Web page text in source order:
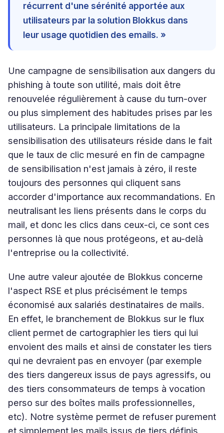
récurrent d'une sérénité apportée aux
utilisateurs par la solution Blokkus dans
leur usage quotidien des emails. »
Une campagne de sensibilisation aux dangers du
phishing à toute son utilité, mais doit être
renouvelée régulièrement à cause du turn-over
ou plus simplement des habitudes prises par les
utilisateurs. La principale limitations de la
sensibilisation des utilisateurs réside dans le fait
que le taux de clic mesuré en fin de campagne
de sensibilisation n'est jamais à zéro, il reste
toujours des personnes qui cliquent sans
accorder d'importance aux recommandations. En
neutralisant les liens présents dans le corps du
mail, et donc les clics dans ceux-ci, ce sont ces
personnes là que nous protégeons, et au-delà
l'entreprise ou la collectivité.
Une autre valeur ajoutée de Blokkus concerne
l'aspect RSE et plus précisément le temps
économisé aux salariés destinataires de mails.
En effet, le branchement de Blokkus sur le flux
client permet de cartographier les tiers qui lui
envoient des mails et ainsi de constater les tiers
qui ne devraient pas en envoyer (par exemple
des tiers dangereux issus de pays agressifs, ou
des tiers consommateurs de temps à vocation
perso sur des boîtes mails professionnelles,
etc). Notre système permet de refuser purement
et simplement les mails issus de tiers définis,